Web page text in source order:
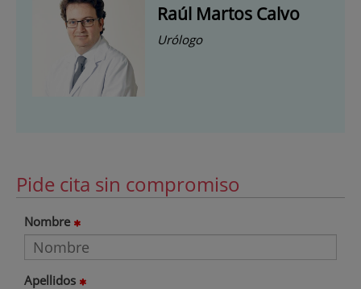
Raúl Martos Calvo
Urólogo
Pide cita sin compromiso
Nombre
Apellidos